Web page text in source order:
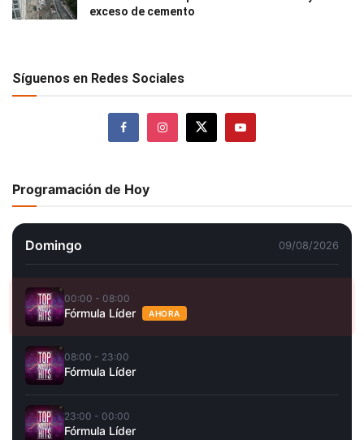
exceso de cemento
Síguenos en Redes Sociales
Programación de Hoy
Domingo 09/08/2026
00:00 - 08:00
Fórmula Líder AHORA
08:00 - 23:00
Fórmula Líder
23:00 - 00:00
Fórmula Líder